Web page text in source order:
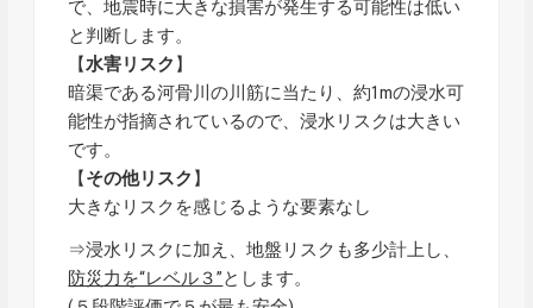
で、地震時に大きな損害が発生する可能性は低い
と判断します。
【水害リスク 】
暗渠である河骨川の川筋に当たり、約1mの浸水可
能性が指摘されているので、浸水リスクは大きい
です。
【 その他リスク 】
大きなリスクを感じるような要素なし
⇒浸水リスクに加え、地盤リスクも多少計上し、
防災力を“レベル３”とします。